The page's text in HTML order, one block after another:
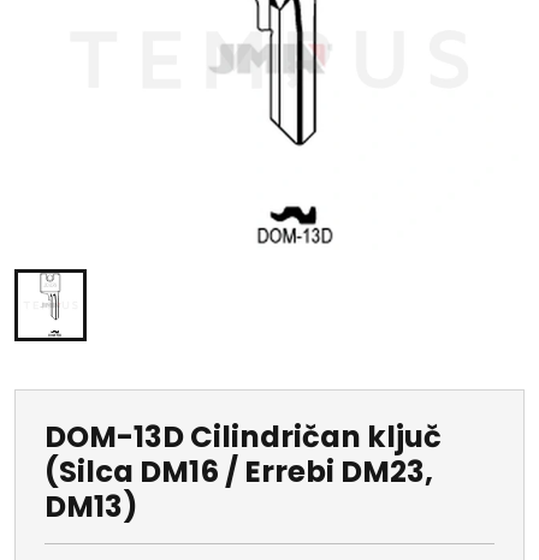
DOM-13D Cilindričan ključ
(Silca DM16 / Errebi DM23,
DM13)